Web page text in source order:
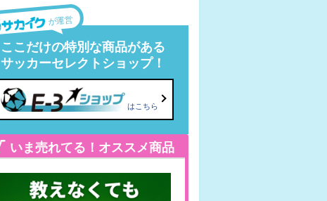
が運営
ここだけの特別な商品がある
サッカーセレクトショップ！
はこちら
いま売れてる！オススメ商品